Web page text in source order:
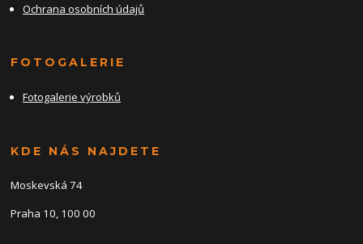
Ochrana osobních údajů
FOTOGALERIE
Fotogalerie výrobků
KDE NÁS NAJDETE
Moskevská 74
Praha 10, 100 00